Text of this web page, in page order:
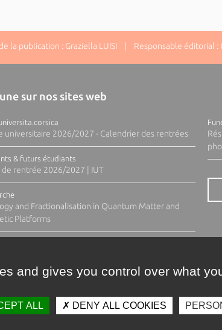
la publication : Graziella LUISI | Responsable éditorial :
sur nos sites web
universitaire 2026/2027 - Calendrier des rentrées
& futurs étudiants
de rentrée 2026/2027 | IUT
and Fractionalisation in Quantum Matter and
Platforms
and gives you control over what
ALL DENY ALL COOKIES